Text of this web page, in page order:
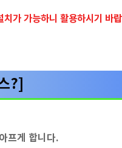
치가 가능하니 활용하시기 바
?]
프게 합니다.